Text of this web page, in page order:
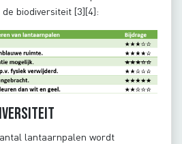
biodiversiteit [3][4]:
lantaarnpalen wordt